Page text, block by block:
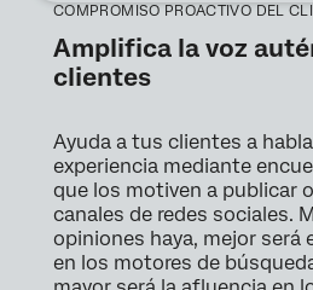
COMPROMISO PROACTIVO DEL
Amplifica la voz
clientes
Ayuda a tus clientes a
experiencia mediante
que los motiven a publicar
canales de redes sociales.
opiniones haya, mejor será
en los motores de